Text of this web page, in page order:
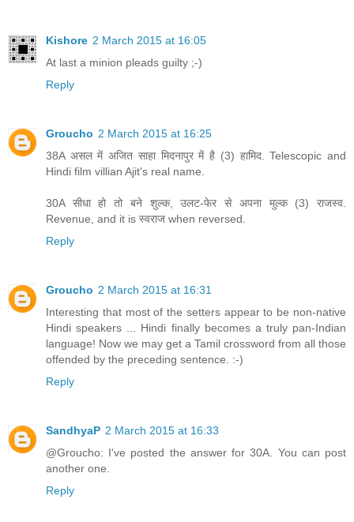
Kishore 2 March 2015 at 16:05
At last a minion pleads guilty ;-)
Reply
Groucho 2 March 2015 at 16:25
38A असल में अजित साहा मिदनापुर में है (3) हामिद. Telescopic and
Hindi film villian Ajit's real name.
30A सीधा हो तो बने शुल्क, उलट-फेर से अपना मुल्क (3) राजस्व.
Revenue, and it is स्वराज when reversed.
Reply
Groucho 2 March 2015 at 16:31
Interesting that most of the setters appear to be non-native
Hindi speakers ... Hindi finally becomes a truly pan-Indian
language! Now we may get a Tamil crossword from all those
offended by the preceding sentence. :-)
Reply
SandhyaP 2 March 2015 at 16:33
@Groucho: I've posted the answer for 30A. You can post
another one.
Reply